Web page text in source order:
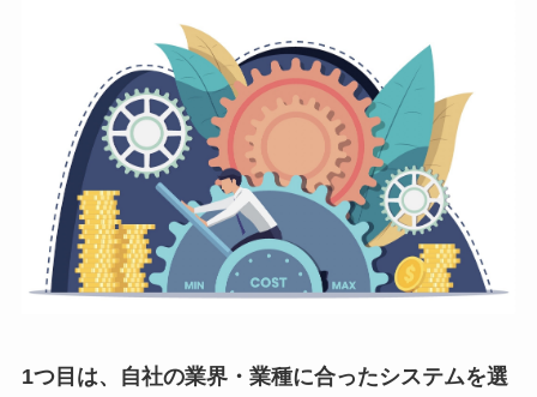
1つ目は、自社の業界・業種に合ったシステムを選